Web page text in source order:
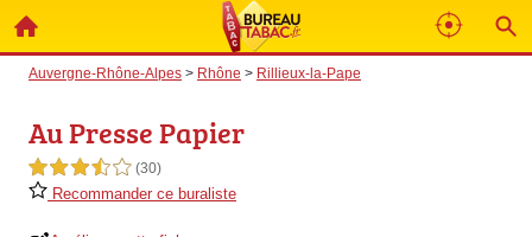
Auvergne-Rhône-Alpes > Rhône > Rillieux-la-Pape
Au Presse Papier
3,5 étoiles sur 5 (30)
Recommander ce buraliste